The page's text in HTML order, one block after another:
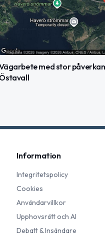
med stor
Östavall
Information
Integritetspolicy
Cookies
Användarvillkor
Upphovsrätt och AI
Debatt & Insändare